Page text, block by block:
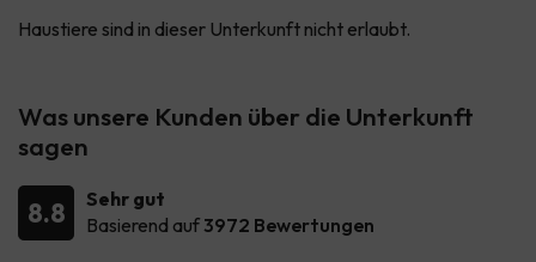
Haustiere sind in dieser Unterkunft nicht erlaubt.
Was unsere Kunden über die Unterkunft
sagen
8.8
Sehr gut
Basierend auf 3972 Bewertungen